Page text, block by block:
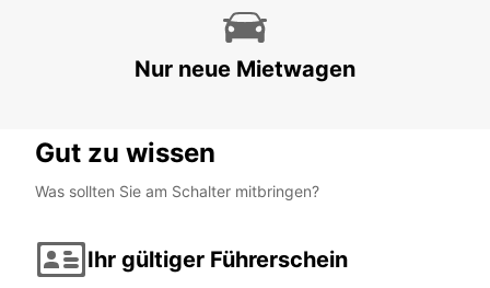
Nur neue Mietwagen
Gut zu wissen
Was sollten Sie am Schalter mitbringen?
Ihr gültiger Führerschein